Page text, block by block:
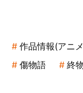
作品情報(アニ
傷物語
終